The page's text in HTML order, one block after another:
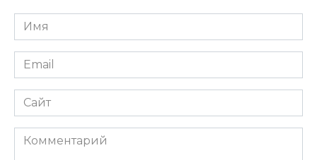
Имя
*
Email
*
Сайт
Комментарий